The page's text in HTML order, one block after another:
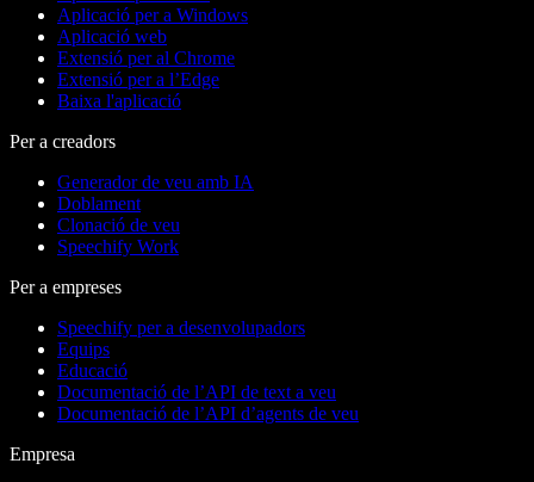
Aplicació per a Windows
Aplicació web
Extensió per al Chrome
Extensió per a l’Edge
Baixa l'aplicació
Per a creadors
Generador de veu amb IA
Doblament
Clonació de veu
Speechify Work
Per a empreses
Speechify per a desenvolupadors
Equips
Educació
Documentació de l’API de text a veu
Documentació de l’API d’agents de veu
Empresa